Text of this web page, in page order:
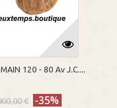
MAIN 120 - 80 Av J.C....
€ -35%